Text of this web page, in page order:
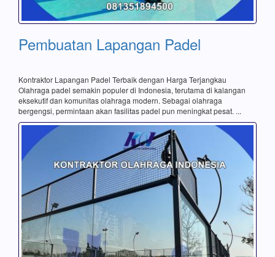
Pembuatan Lapangan Padel
Kontraktor Lapangan Padel Terbaik dengan Harga Terjangkau
Olahraga padel semakin populer di Indonesia, terutama di kalangan
eksekutif dan komunitas olahraga modern. Sebagai olahraga
bergengsi, permintaan akan fasilitas padel pun meningkat pesat. ...